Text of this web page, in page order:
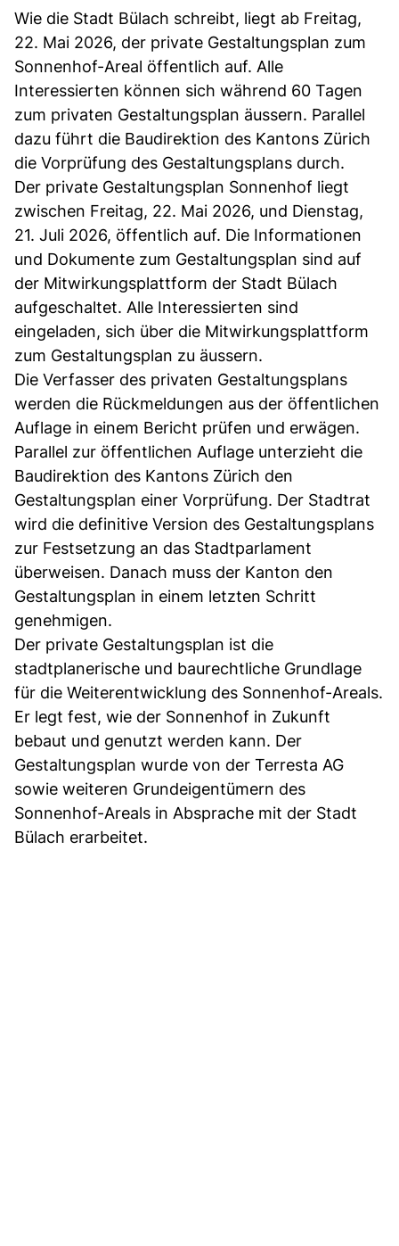
Wie die Stadt Bülach schreibt, liegt ab Freitag,
22. Mai 2026, der private Gestaltungsplan zum
Sonnenhof-Areal öffentlich auf. Alle
Interessierten können sich während 60 Tagen
zum privaten Gestaltungsplan äussern. Parallel
dazu führt die Baudirektion des Kantons Zürich
die Vorprüfung des Gestaltungsplans durch.
Der private Gestaltungsplan Sonnenhof liegt
zwischen Freitag, 22. Mai 2026, und Dienstag,
21. Juli 2026, öffentlich auf. Die Informationen
und Dokumente zum Gestaltungsplan sind auf
der Mitwirkungsplattform der Stadt Bülach
aufgeschaltet. Alle Interessierten sind
eingeladen, sich über die Mitwirkungsplattform
zum Gestaltungsplan zu äussern.
Die Verfasser des privaten Gestaltungsplans
werden die Rückmeldungen aus der öffentlichen
Auflage in einem Bericht prüfen und erwägen.
Parallel zur öffentlichen Auflage unterzieht die
Baudirektion des Kantons Zürich den
Gestaltungsplan einer Vorprüfung. Der Stadtrat
wird die definitive Version des Gestaltungsplans
zur Festsetzung an das Stadtparlament
überweisen. Danach muss der Kanton den
Gestaltungsplan in einem letzten Schritt
genehmigen.
Der private Gestaltungsplan ist die
stadtplanerische und baurechtliche Grundlage
für die Weiterentwicklung des Sonnenhof-Areals.
Er legt fest, wie der Sonnenhof in Zukunft
bebaut und genutzt werden kann. Der
Gestaltungsplan wurde von der Terresta AG
sowie weiteren Grundeigentümern des
Sonnenhof-Areals in Absprache mit der Stadt
Bülach erarbeitet.